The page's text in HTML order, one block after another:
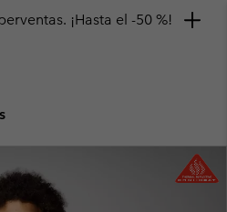
¡Hasta el -50 %!